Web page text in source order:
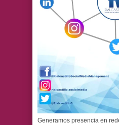
Generamos presencia en